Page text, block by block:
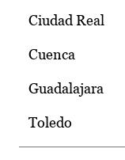
Ciudad Real
Cuenca
Guadalajara
Toledo